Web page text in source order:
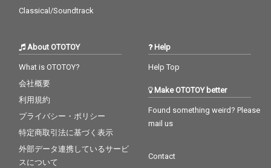
Classical/Soundtrack
About OTOTOY
What is OTOTOY?
会社概要
利用規約
プライバシー・ポリシー
特定商取引法に基づく表示
外部データ連携しているサービ
スについて
Help
Help Top
Make OTOTOY better
Found something weird? Please
mail us
Contact